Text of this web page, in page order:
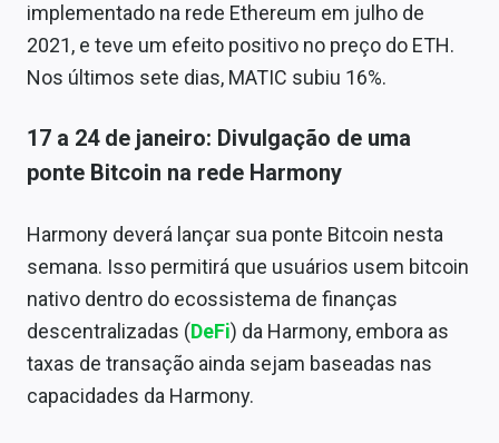
implementado na rede Ethereum em julho de
2021, e teve um efeito positivo no preço do ETH.
Nos últimos sete dias, MATIC subiu 16%.
17 a 24 de janeiro: Divulgação de uma
ponte Bitcoin na rede Harmony
Harmony deverá lançar sua ponte Bitcoin nesta
semana. Isso permitirá que usuários usem bitcoin
nativo dentro do ecossistema de finanças
descentralizadas (DeFi) da Harmony, embora as
taxas de transação ainda sejam baseadas nas
capacidades da Harmony.